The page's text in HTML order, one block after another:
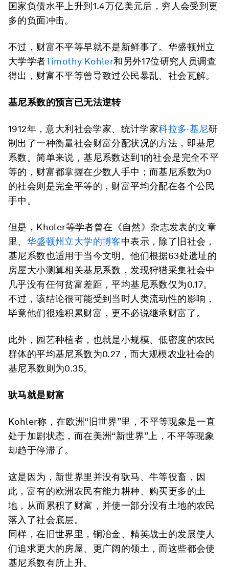
国家负债水平上升到1.4万亿美元后，穷人会受到更
多的负面冲击。
不过，财富不平等早就不是新鲜事了。华盛顿州立
大学学者Timothy Kohler和另外17位研究人员调查
得出，财富不平等曾导致过公民暴乱、社会瓦解。
基尼系数的预言已无法逆转
1912年，意大利社会学家、统计学家科拉多·基尼研
制出了一种衡量社会财富分配状况的方法，即基尼
系数。简单来说，基尼系数达到1的社会是完全不平
等的，财富都掌握在少数人手中；而基尼系数为0
的社会则是完全平等的，财富平均分配在各个公民
手中。
但是，Kholer等学者曾在《自然》杂志发表的文章
里、 华盛顿州立大学的博客中表示，除了旧社会，
基尼系数也适用于当今文明。他们根据63处遗址的
房屋大小测算相关基尼系数，发现狩猎采集社会中
几乎没有任何贫富差距，平均基尼系数仅为0.17。
不过，该结论很可能受到当时人类流动性的影响，
毕竟他们很难积累财富，更不必说继承财富了。
此外，园艺种植者，也就是小规模、低密度的农民
群体的平均基尼系数为0.27，而大规模农业社会的
基尼系数则为0.35。
驮马就是财富
Kohler称，在欧洲“旧世界”里，不平等现象是一直
处于加剧状态，而在美洲“新世界”上，不平等现象
却趋于停滞了。
这是因为，新世界里并没有驮马、牛等役畜，因
此，富有的欧洲农民有能力耕种、购买更多的土
地，从而累积了财富，并使一部分没有土地的农民
落入了社会底层。
同样，在旧世界里，铜冶金、精英战士的发展使人
们追求更大的房屋、更广阔的领土，而这些都会使
基尼系数有所上升。